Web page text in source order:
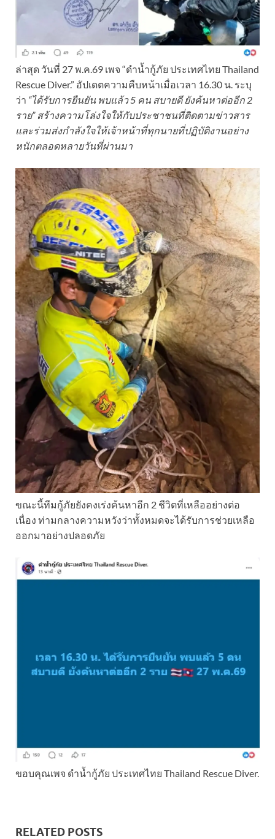
ล่าสุด วันที่ 27 พ.ค.69 เพจ “ดำน้ำกู้ภัย ประเทศไทย Thailand
Rescue Diver.” อัปเดตความคืบหน้าเมื่อเวลา 16.30 น. ระบุ
ว่า “ได้รับการยืนยัน พบแล้ว 5 คน สบายดี ยังค้นหาต่ออีก 2
ราย” สร้างความโล่งใจให้กับประชาชนที่ติดตามข่าวสาร
และร่วมส่งกำลังใจให้เจ้าหน้าที่ทุกนายที่ปฏิบัติงานอย่าง
หนักตลอดหลายวันที่ผ่านมา
ขณะนี้ทีมกู้ภัยยังคงเร่งค้นหาอีก 2 ชีวิตที่เหลืออย่างต่อ
เนื่อง ท่ามกลางความหวังว่าทั้งหมดจะได้รับการช่วยเหลือ
ออกมาอย่างปลอดภัย
ขอบคุณเพจ ดำน้ำกู้ภัย ประเทศไทย Thailand Rescue Diver.
RELATED POSTS